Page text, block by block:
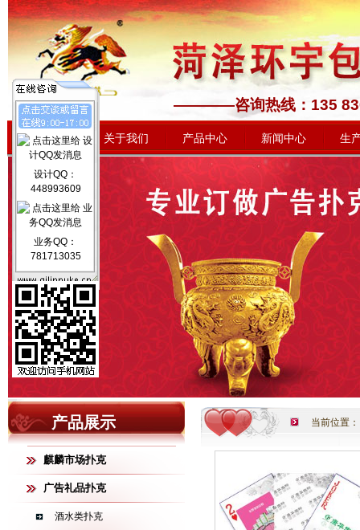
————咨询热线
网站首页 关于我们 产品中心 新闻中心 生
产品展示
麒麟市场扑克
广告礼品扑克
酒水类扑克
当前位置：
设计QQ：
448993609
业务QQ：
781713035